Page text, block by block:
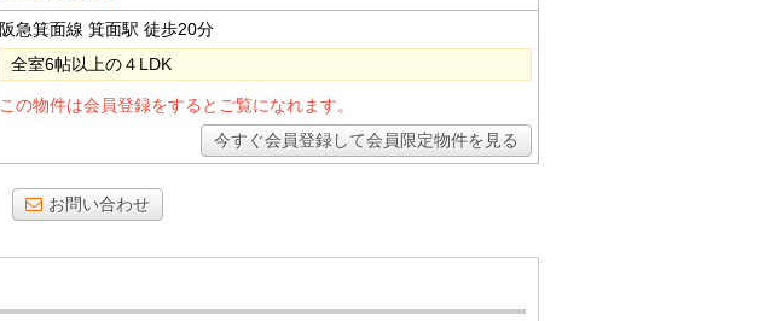
阪急箕面線 箕面駅 徒歩20分
全室6帖以上の４LDK
この物件は会員登録をするとご覧になれます。
今すぐ会員登録して会員限定物件を見る
お問い合わせ